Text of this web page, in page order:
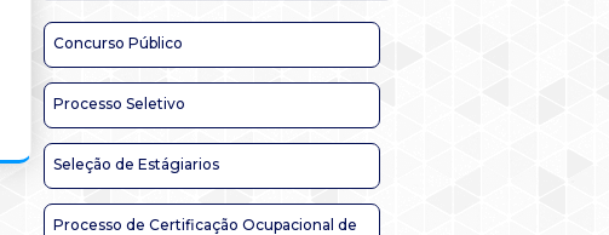
Concurso Público
Processo Seletivo
Seleção de Estágiarios
Processo de Certificação Ocupacional de